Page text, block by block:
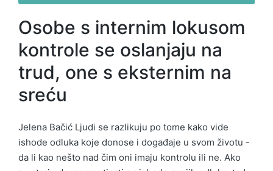
Osobe s internim lokusom
kontrole se oslanjaju na
trud, one s eksternim na
sreću
Jelena Bačić Ljudi se razlikuju po tome kako vide
ishode odluka koje donose i događaje u svom životu -
da li kao nešto nad čim oni imaju kontrolu ili ne. Ako